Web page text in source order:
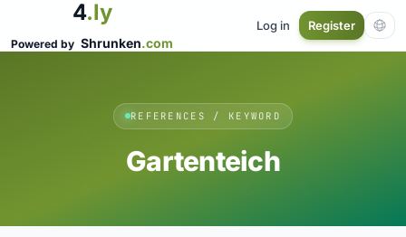
4.ly
Powered by Shrunken.com
Log in Register
REFERENCES / KEYWORD
Gartenteich